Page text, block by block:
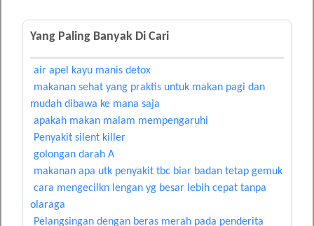
Yang Paling Banyak Di Cari
air apel kayu manis detox
makanan sehat yang praktis untuk makan pagi dan
mudah dibawa ke mana saja
apakah makan malam mempengaruhi
Penyakit silent killer
golongan darah A
makanan apa utk penyakit tbc biar badan tetap gemuk
cara mengecilkn lengan yg besar lebih cepat tanpa
olaraga
Pelangsingan dengan beras merah pada penderita